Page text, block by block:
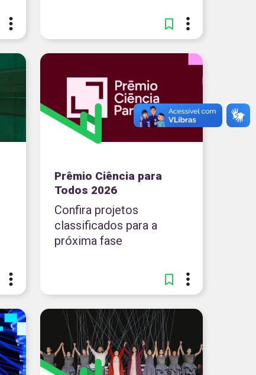
Prêmio Ciência para
Todos 2026
Confira projetos
classificados para a
próxima fase